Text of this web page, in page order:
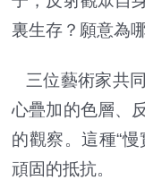
裏生存？願意為
三位藝術家共
心疊加的色層、
的觀察。這種“
頑固的抵抗。